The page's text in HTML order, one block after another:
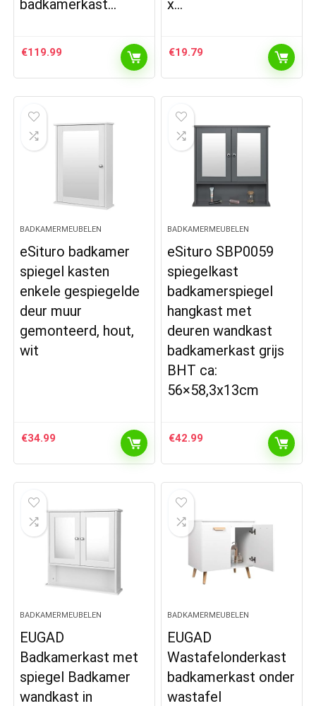
badkamerkast…
€119.99
x…
€19.79
BADKAMERMEUBELEN
eSituro badkamer
spiegel kasten
enkele gespiegelde
deur muur
gemonteerd, hout,
wit
€34.99
BADKAMERMEUBELEN
eSituro SBP0059
spiegelkast
badkamerspiegel
hangkast met
deuren wandkast
badkamerkast grijs
BHT ca:
56×58,3x13cm
€42.99
BADKAMERMEUBELEN
EUGAD
Badkamerkast met
spiegel Badkamer
wandkast in
BADKAMERMEUBELEN
EUGAD
Wastafelonderkast
badkamerkast onder
wastafel